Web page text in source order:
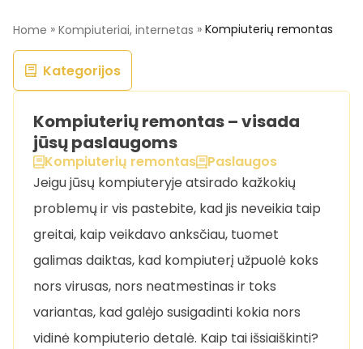
Home » Kompiuteriai, internetas » Kompiuterių remontas
Kompiuterių remontas – visada
jūsų paslaugoms
Kompiuterių remontas
Paslaugos
Jeigu jūsų kompiuteryje atsirado kažkokių
problemų ir vis pastebite, kad jis neveikia taip
greitai, kaip veikdavo anksčiau, tuomet
galimas daiktas, kad kompiuterį užpuolė koks
nors virusas, nors neatmestinas ir toks
variantas, kad galėjo susigadinti kokia nors
vidinė kompiuterio detalė. Kaip tai išsiaiškinti?
Kategorijos